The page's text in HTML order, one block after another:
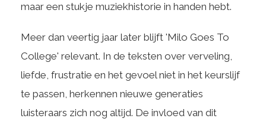
maar een stukje muziekhistorie in handen hebt.
Meer dan veertig jaar later blijft 'Milo Goes To
College' relevant. In de teksten over verveling,
liefde, frustratie en het gevoel niet in het keurslijf
te passen, herkennen nieuwe generaties
luisteraars zich nog altijd. De invloed van dit